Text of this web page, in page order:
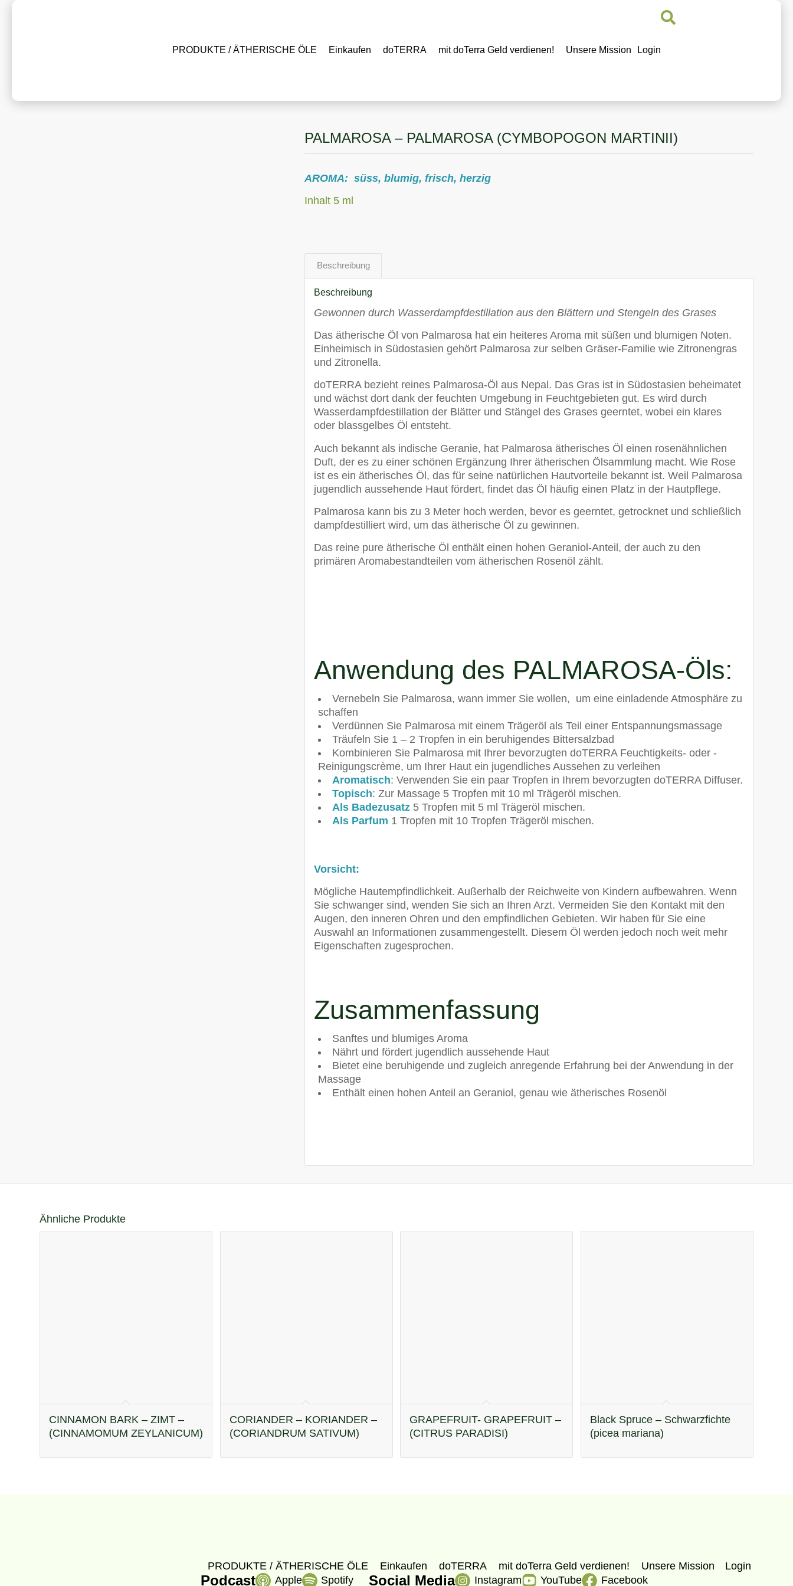
PRODUKTE / ÄTHERISCHE ÖLE Einkaufen doTERRA mit doTerra Geld verdienen! Unsere Mission Login
PALMAROSA – PALMAROSA (CYMBOPOGON MARTINII)
AROMA: süss, blumig, frisch, herzig
Inhalt 5 ml
Beschreibung
Beschreibung
Gewonnen durch Wasserdampfdestillation aus den Blättern und Stengeln des Grases
Das ätherische Öl von Palmarosa hat ein heiteres Aroma mit süßen und blumigen Noten.
Einheimisch in Südostasien gehört Palmarosa zur selben Gräser-Familie wie Zitronengras
und Zitronella.
doTERRA bezieht reines Palmarosa-Öl aus Nepal. Das Gras ist in Südostasien beheimatet
und wächst dort dank der feuchten Umgebung in Feuchtgebieten gut. Es wird durch
Wasserdampfdestillation der Blätter und Stängel des Grases geerntet, wobei ein klares
oder blassgelbes Öl entsteht.
Auch bekannt als indische Geranie, hat Palmarosa ätherisches Öl einen rosenähnlichen
Duft, der es zu einer schönen Ergänzung Ihrer ätherischen Ölsammlung macht. Wie Rose
ist es ein ätherisches Öl, das für seine natürlichen Hautvorteile bekannt ist. Weil Palmarosa
jugendlich aussehende Haut fördert, findet das Öl häufig einen Platz in der Hautpflege.
Palmarosa kann bis zu 3 Meter hoch werden, bevor es geerntet, getrocknet und schließlich
dampfdestilliert wird, um das ätherische Öl zu gewinnen.
Das reine pure ätherische Öl enthält einen hohen Geraniol-Anteil, der auch zu den
primären Aromabestandteilen vom ätherischen Rosenöl zählt.
Anwendung des PALMAROSA-Öls:
Vernebeln Sie Palmarosa, wann immer Sie wollen, um eine einladende Atmosphäre zu
schaffen
Verdünnen Sie Palmarosa mit einem Trägeröl als Teil einer Entspannungsmassage
Träufeln Sie 1 – 2 Tropfen in ein beruhigendes Bittersalzbad
Kombinieren Sie Palmarosa mit Ihrer bevorzugten doTERRA Feuchtigkeits- oder -
Reinigungscrème, um Ihrer Haut ein jugendliches Aussehen zu verleihen
Aromatisch: Verwenden Sie ein paar Tropfen in Ihrem bevorzugten doTERRA Diffuser.
Topisch: Zur Massage 5 Tropfen mit 10 ml Trägeröl mischen.
Als Badezusatz 5 Tropfen mit 5 ml Trägeröl mischen.
Als Parfum 1 Tropfen mit 10 Tropfen Trägeröl mischen.
Vorsicht:
Mögliche Hautempfindlichkeit. Außerhalb der Reichweite von Kindern aufbewahren. Wenn
Sie schwanger sind, wenden Sie sich an Ihren Arzt. Vermeiden Sie den Kontakt mit den
Augen, den inneren Ohren und den empfindlichen Gebieten. Wir haben für Sie eine
Auswahl an Informationen zusammengestellt. Diesem Öl werden jedoch noch weit mehr
Eigenschaften zugesprochen.
Zusammenfassung
Sanftes und blumiges Aroma
Nährt und fördert jugendlich aussehende Haut
Bietet eine beruhigende und zugleich anregende Erfahrung bei der Anwendung in der
Massage
Enthält einen hohen Anteil an Geraniol, genau wie ätherisches Rosenöl
Ähnliche Produkte
CINNAMON BARK – ZIMT –
(CINNAMOMUM ZEYLANICUM)
CORIANDER – KORIANDER –
(CORIANDRUM SATIVUM)
GRAPEFRUIT- GRAPEFRUIT –
(CITRUS PARADISI)
Black Spruce – Schwarzfichte
(picea mariana)
PRODUKTE / ÄTHERISCHE ÖLE Einkaufen doTERRA mit doTerra Geld verdienen! Unsere Mission Login
Podcast Apple Spotify Social Media Instagram YouTube Facebook